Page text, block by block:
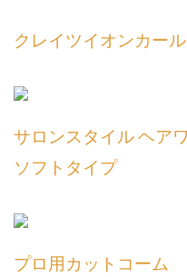
クレイツイオンカー
サロンスタイル ヘア
ソフトタイプ
プロ用カットコーム